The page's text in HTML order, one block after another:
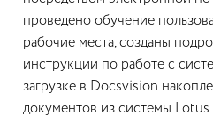
проведено обучение
рабочие места, созданы
инструкции по работе с
загрузке в Docsvision
документов из системы